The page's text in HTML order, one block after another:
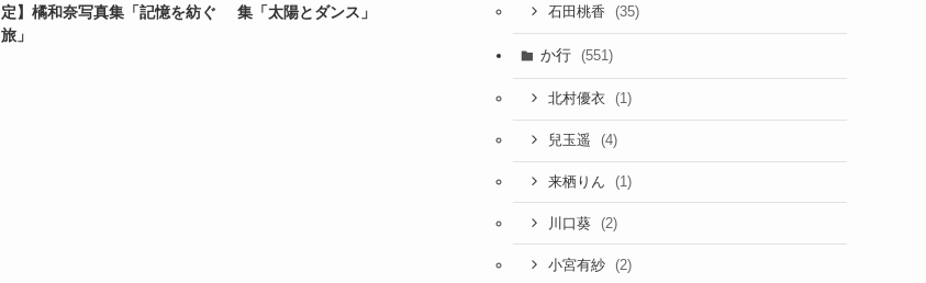
定】橘和奈写真集「記憶を紡ぐ
旅」
集「太陽とダンス」
石田桃香 (35)
か行 (551)
北村優衣 (1)
兒玉遥 (4)
来栖りん (1)
川口葵 (2)
小宮有紗 (2)